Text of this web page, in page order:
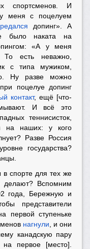
спортсменов. И
меня с поцелуем
допинг». А
было наката на
«А у меня
То есть неважно,
с типа мужиком,
Ну разве можно
поцелуе допинг
контакт, ещё [что-
И всё это
теннисисток,
на наших: у кого
Разве Россия
государства?
спорте для тех же
делают? Вспомним
года, Бережную и
представители
первой ступеньке
нагнули , и они
канадскую пару
на первое [место].